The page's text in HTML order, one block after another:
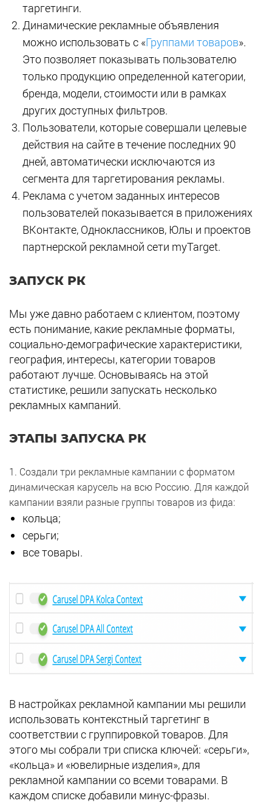
таргетинги.
Динамические рекламные объявления
можно использовать с «Группами товаров».
Это позволяет показывать пользователю
только продукцию определенной категории,
бренда, модели, стоимости или в рамках
других доступных фильтров.
Пользователи, которые совершали целевые
действия на сайте в течение последних 90
дней, автоматически исключаются из
сегмента для таргетирования рекламы.
Реклама с учетом заданных интересов
пользователей показывается в приложениях
ВКонтакте, Одноклассников, Юлы и проектов
партнерской рекламной сети myTarget.
ЗАПУСК РК
Мы уже давно работаем с клиентом, поэтому
есть понимание, какие рекламные форматы,
социально-демографические характеристики,
география, интересы, категории товаров
работают лучше. Основываясь на этой
статистике, решили запускать несколько
рекламных кампаний.
ЭТАПЫ ЗАПУСКА РК
1. Создали три рекламные кампании с форматом
динамическая карусель на всю Россию. Для каждой
кампании взяли разные группы товаров из фида:
кольца;
серьги;
все товары.
В настройках рекламной кампании мы решили
использовать контекстный таргетинг в
соответствии с группировкой товаров. Для
этого мы собрали три списка ключей: «серьги»,
«кольца» и «ювелирные изделия», для
рекламной кампании со всеми товарами. В
каждом списке добавили минус-фразы.